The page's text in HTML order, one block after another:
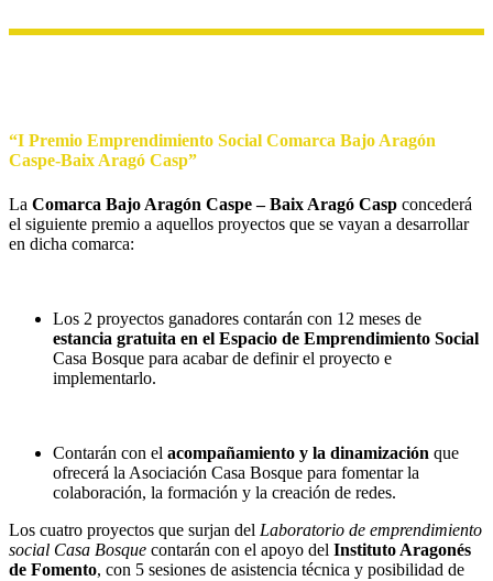
“I Premio Emprendimiento Social Comarca Bajo Aragón
Caspe-Baix Aragó Casp”
La Comarca Bajo Aragón Caspe – Baix Aragó Casp concederá
el siguiente premio a aquellos proyectos que se vayan a desarrollar
en dicha comarca:
Los 2 proyectos ganadores contarán con 12 meses de
estancia gratuita en el Espacio de Emprendimiento Social
Casa Bosque para acabar de definir el proyecto e
implementarlo.
Contarán con el acompañamiento y la dinamización que
ofrecerá la Asociación Casa Bosque para fomentar la
colaboración, la formación y la creación de redes.
Los cuatro proyectos que surjan del Laboratorio de emprendimiento
social Casa Bosque contarán con el apoyo del Instituto Aragonés
de Fomento, con 5 sesiones de asistencia técnica y posibilidad de